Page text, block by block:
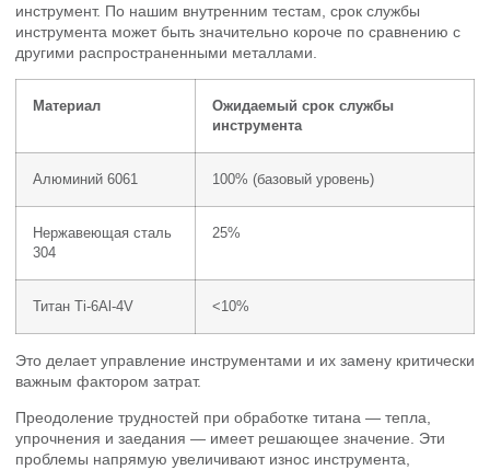
инструмент. По нашим внутренним тестам, срок службы
инструмента может быть значительно короче по сравнению с
другими распространенными металлами.
Материал
Ожидаемый срок службы
инструмента
Алюминий 6061 100% (базовый уровень)
Нержавеющая сталь
304
25%
Титан Ti-6Al-4V <10%
Это делает управление инструментами и их замену критически
важным фактором затрат.
Преодоление трудностей при обработке титана — тепла,
упрочнения и заедания — имеет решающее значение. Эти
проблемы напрямую увеличивают износ инструмента,